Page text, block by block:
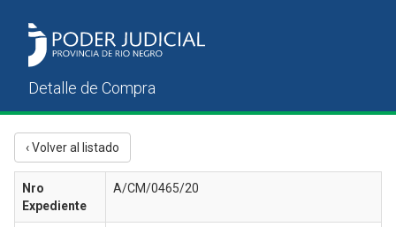
‹ Volver al listado
Nro
Expediente
A/CM/0465/20